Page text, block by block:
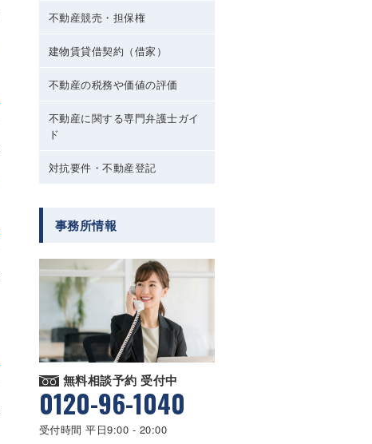
不動産競売・担保権
建物賃貸借契約（借家）
不動産の税務や価値の評価
不動産に関する専門弁護士ガイ
ド
対抗要件・不動産登記
事務所情報
無料相談予約 受付中
0120-96-1040
受付時間 平日9:00 - 20:00